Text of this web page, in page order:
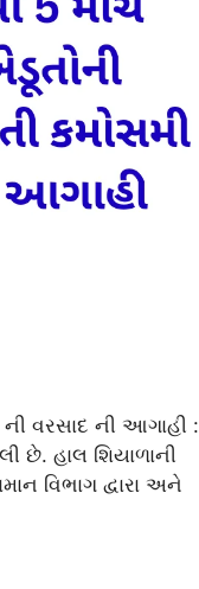
વરસાદ ની આગાહી :
છે. હાલ શિયાળાની
વિભાગ દ્વારા અને